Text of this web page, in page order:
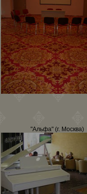
"Альфа" (г. Москва)